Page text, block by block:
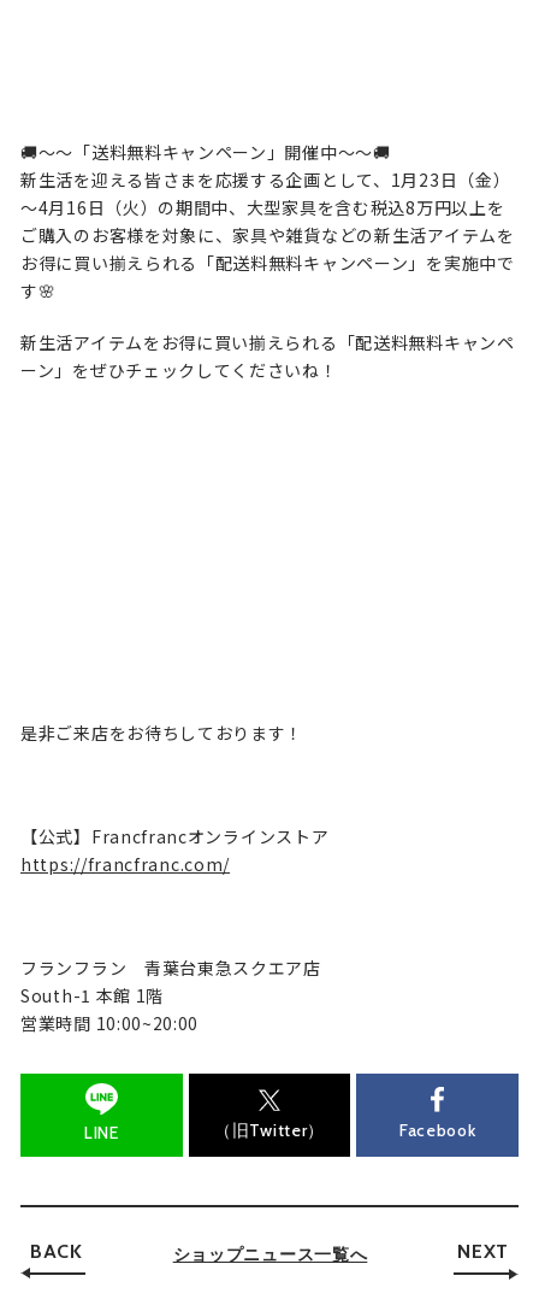
🚚～～「送料無料キャンペーン」開催中～～🚚
新生活を迎える皆さまを応援する企画として、1月23日（金）
～4月16日（火）の期間中、大型家具を含む税込8万円以上を
ご購入のお客様を対象に、家具や雑貨などの新生活アイテムを
お得に買い揃えられる「配送料無料キャンペーン」を実施中で
す🌸
新生活アイテムをお得に買い揃えられる「配送料無料キャンペ
ーン」をぜひチェックしてくださいね！
是非ご来店をお待ちしております！
【公式】Francfrancオンラインストア
https://francfranc.com/
フランフラン 青葉台東急スクエア店
South-1 本館 1階
営業時間 10:00~20:00
LINE （旧Twitter） Facebook
BACK ショップニュース一覧へ NEXT